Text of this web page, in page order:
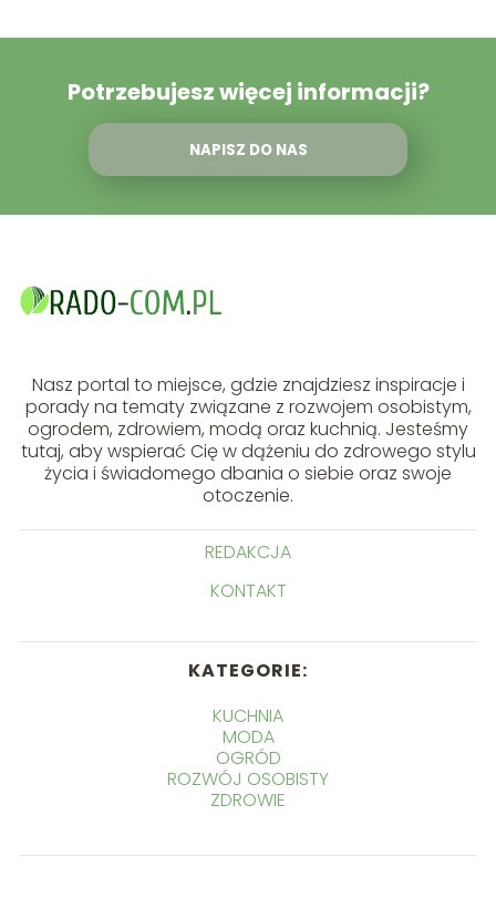
Potrzebujesz więcej informacji?
NAPISZ DO NAS
Nasz portal to miejsce, gdzie znajdziesz inspiracje i
porady na tematy związane z rozwojem osobistym,
ogrodem, zdrowiem, modą oraz kuchnią. Jesteśmy
tutaj, aby wspierać Cię w dążeniu do zdrowego stylu
życia i świadomego dbania o siebie oraz swoje
otoczenie.
REDAKCJA
KONTAKT
KATEGORIE:
KUCHNIA
MODA
OGRÓD
ROZWÓJ OSOBISTY
ZDROWIE